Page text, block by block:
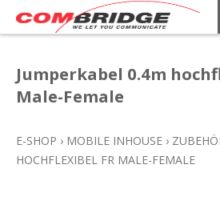
Jumperkabel 0.4m
Male-Female
E-SHOP › MOBILE INHOUSE ›
HOCHFLEXIBEL FR MALE-FEMALE